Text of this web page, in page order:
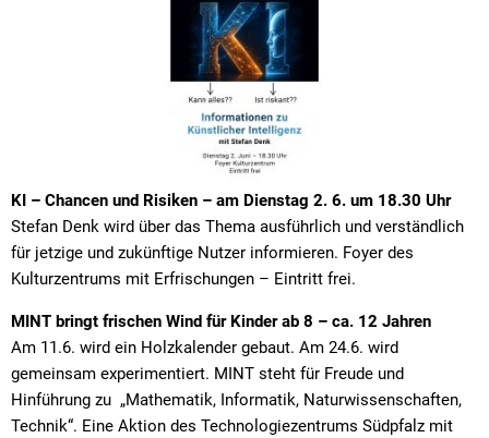
KI – Chancen und Risiken – am Dienstag 2. 6. um 18.30 Uhr
Stefan Denk wird über das Thema ausführlich und verständlich
für jetzige und zukünftige Nutzer informieren. Foyer des
Kulturzentrums mit Erfrischungen – Eintritt frei.
MINT bringt frischen Wind für Kinder ab 8 – ca. 12 Jahren
Am 11.6. wird ein Holzkalender gebaut. Am 24.6. wird
gemeinsam experimentiert. MINT steht für Freude und
Hinführung zu „Mathematik, Informatik, Naturwissenschaften,
Technik“. Eine Aktion des Technologiezentrums Südpfalz mit